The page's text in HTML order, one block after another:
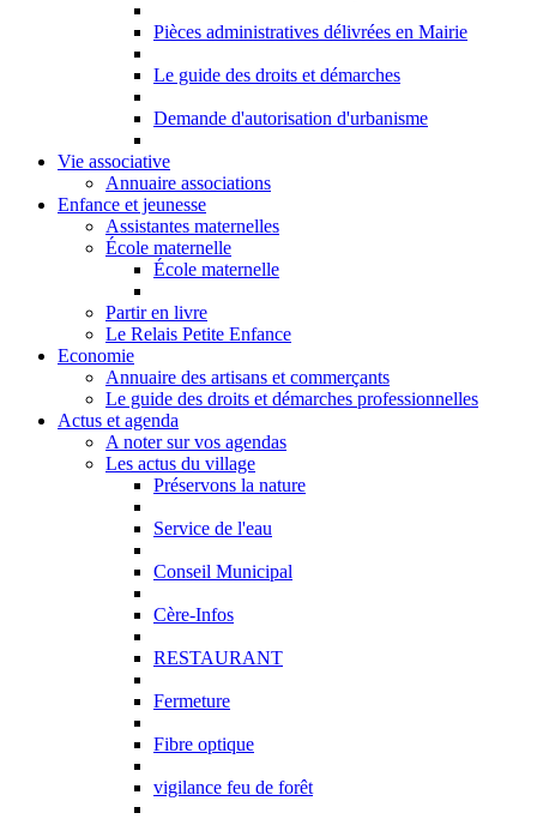
Pièces administratives délivrées en Mairie
Le guide des droits et démarches
Demande d'autorisation d'urbanisme
Vie associative
Annuaire associations
Enfance et jeunesse
Assistantes maternelles
École maternelle
École maternelle
Partir en livre
Le Relais Petite Enfance
Economie
Annuaire des artisans et commerçants
Le guide des droits et démarches professionnelles
Actus et agenda
A noter sur vos agendas
Les actus du village
Préservons la nature
Service de l'eau
Conseil Municipal
Cère-Infos
RESTAURANT
Fermeture
Fibre optique
vigilance feu de forêt